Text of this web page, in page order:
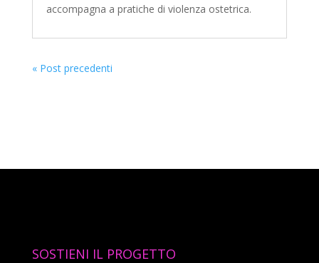
accompagna a pratiche di violenza ostetrica.
« Post precedenti
SOSTIENI IL PROGETTO